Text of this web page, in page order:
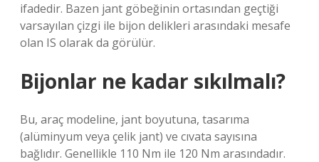
ifadedir. Bazen jant göbeğinin ortasından geçtiği
varsayılan çizgi ile bijon delikleri arasındaki mesafe
olan IS olarak da görülür.
Bijonlar ne kadar sıkılmalı?
Bu, araç modeline, jant boyutuna, tasarıma
(alüminyum veya çelik jant) ve cıvata sayısına
bağlıdır. Genellikle 110 Nm ile 120 Nm arasındadır.